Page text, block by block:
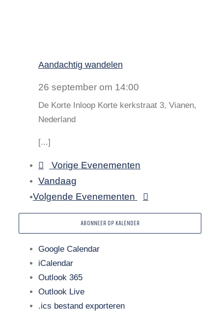
Aandachtig wandelen
26 september om 14:00
De Korte Inloop Korte kerkstraat 3, Vianen,
Nederland
[...]
Vorige Evenementen
Vandaag
Volgende Evenementen
ABONNEER OP KALENDER
Google Calendar
iCalendar
Outlook 365
Outlook Live
.ics bestand exporteren